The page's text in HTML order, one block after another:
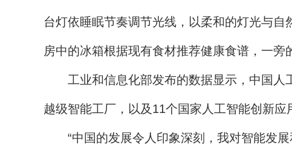
台灯依睡眠节奏调节光线，以柔和的灯光与
房中的冰箱根据现有食材推荐健康食谱，一
工业和信息化部发布的数据显示，中国人
越级智能工厂，以及11个国家人工智能创新应
“中国的发展令人印象深刻，我对智能发展